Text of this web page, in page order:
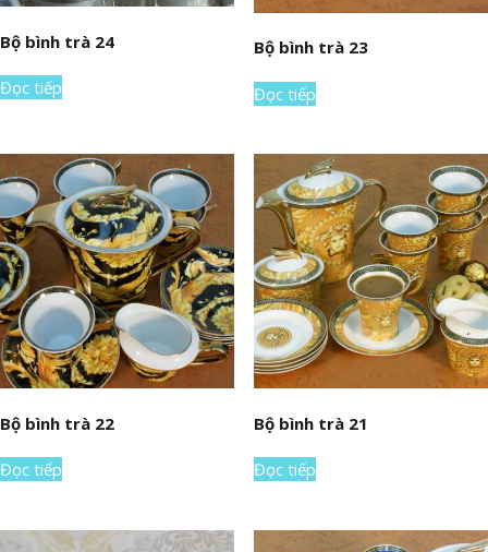
Bộ bình trà 24
Đọc tiếp
Bộ bình trà 23
Đọc tiếp
Bộ bình trà 22
Đọc tiếp
Bộ bình trà 21
Đọc tiếp